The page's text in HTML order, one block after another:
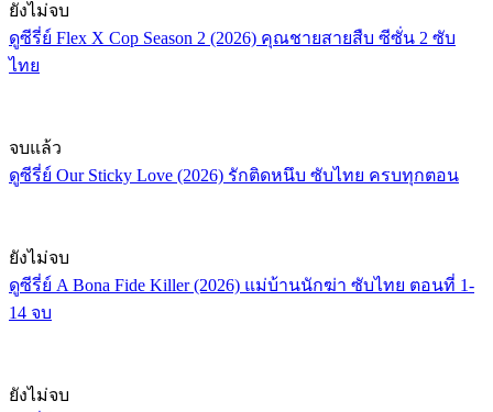
ยังไม่จบ
ดูซีรี่ย์ Flex X Cop Season 2 (2026) คุณชายสายสืบ ซีซั่น 2 ซับ
ไทย
จบแล้ว
ดูซีรี่ย์ Our Sticky Love (2026) รักติดหนึบ ซับไทย ครบทุกตอน
ยังไม่จบ
ดูซีรี่ย์ A Bona Fide Killer (2026) แม่บ้านนักฆ่า ซับไทย ตอนที่ 1-
14 จบ
ยังไม่จบ